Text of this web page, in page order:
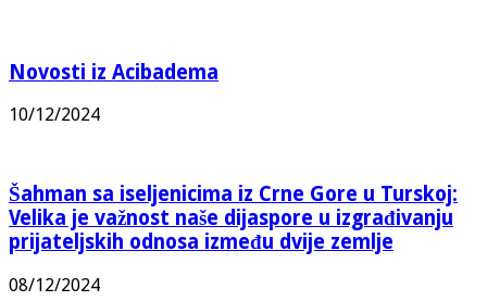
Novosti iz Acibadema
10/12/2024
Šahman sa iseljenicima iz Crne Gore u Turskoj:
Velika je važnost naše dijaspore u izgrađivanju
prijateljskih odnosa između dvije zemlje
08/12/2024